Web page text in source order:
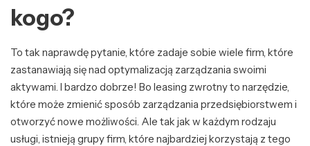
kogo?
To tak naprawdę pytanie, które zadaje sobie wiele firm, które
zastanawiają się nad optymalizacją zarządzania swoimi
aktywami. I bardzo dobrze! Bo leasing zwrotny to narzędzie,
które może zmienić sposób zarządzania przedsiębiorstwem i
otworzyć nowe możliwości. Ale tak jak w każdym rodzaju
usługi, istnieją grupy firm, które najbardziej korzystają z tego